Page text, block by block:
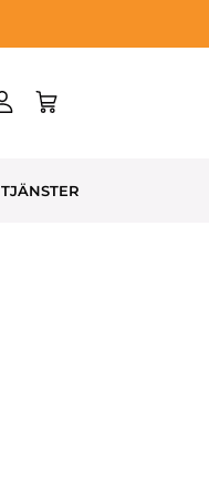
TJÄNSTER